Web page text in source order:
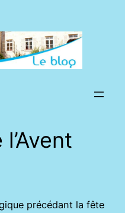
précédant la fête